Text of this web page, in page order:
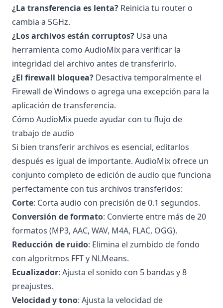
¿La transferencia es lenta? Reinicia tu router o
cambia a 5GHz.
¿Los archivos están corruptos? Usa una
herramienta como AudioMix para verificar la
integridad del archivo antes de transferirlo.
¿El firewall bloquea? Desactiva temporalmente el
Firewall de Windows o agrega una excepción para la
aplicación de transferencia.
Cómo AudioMix puede ayudar con tu flujo de
trabajo de audio
Si bien transferir archivos es esencial, editarlos
después es igual de importante. AudioMix ofrece un
conjunto completo de edición de audio que funciona
perfectamente con tus archivos transferidos:
Corte: Corta audio con precisión de 0.1 segundos.
Conversión de formato: Convierte entre más de 20
formatos (MP3, AAC, WAV, M4A, FLAC, OGG).
Reducción de ruido: Elimina el zumbido de fondo
con algoritmos FFT y NLMeans.
Ecualizador: Ajusta el sonido con 5 bandas y 8
preajustes.
Velocidad y tono: Ajusta la velocidad de